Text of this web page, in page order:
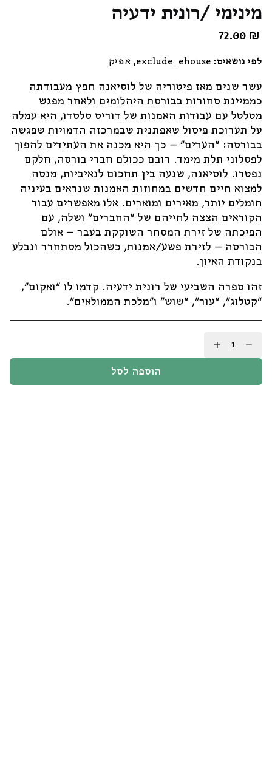
מינימי /רונית ידעיה
72.00 ₪
לפי נושאים: exclude_ehouse
, אפיק
עשר שנים מאז פיטוריה של לוסיאנה חפץ מעבודתה
כממיינת סחורות בבורסת היהלומים ולאחר מפגש
מטלטל עם עבודות האמנות של דוריס סלסדו, היא עמלה
על תערוכת פיסול שאפתנית שבמרכזה הדמויות שפגשה
בבורסה: “העדים” – כך היא מכנה את העתידים להפוך
לפסלוני תלת מימד. רובם ככולם חברי בורסה, חלקם
נפטרו. לוסיאנה, שנעה בין תחכום לנאיביות, מנסה
למצוא חיים חדשים במחוזות האמנות שנראים בעיניה
חומלים יותר, מאירים ומוארים. אלו מאפשרים עבור
הקוראים הצצה לחייהם של “החברים” ושלה, עם
הפיכתה של זירת המסחר השוקקת בעבר – אולם
הבורסה – לזירת פשע/אמנות, כשהכול מסתחרר ונבלע
בנקודת האיון.
זהו ספרה השביעי של רונית ידעיה. קדמו לו “ואקום”,
“קטלוג”, “עור”, “שוש” ו”מלכת הממולאים”.
/רונית
הוספה לסל